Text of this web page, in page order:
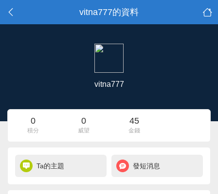
vitna777的資料
vitna777
0
積分
0
威望
45
金錢
Ta的主題 發短消息